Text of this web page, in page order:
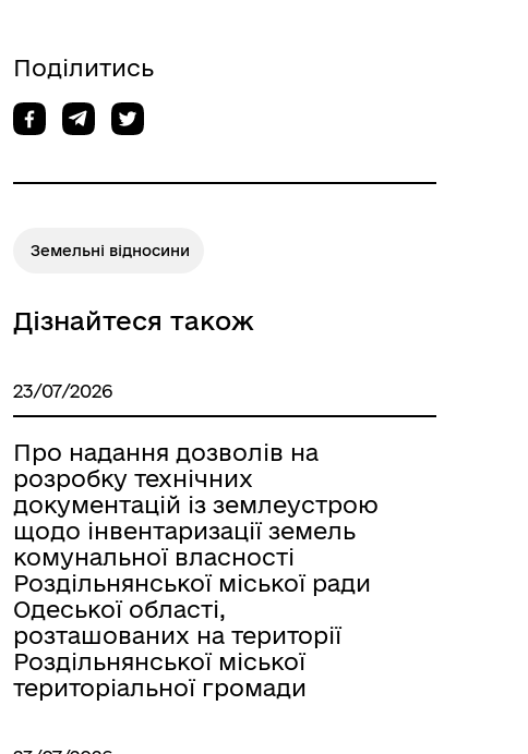
за
Поділитись
Земельні відносини
Дізнайтеся також
23/07/2026
Про надання дозволів на
розробку технічних
документацій із землеустрою
щодо інвентаризації земель
комунальної власності
Роздільнянської міської ради
Одеської області,
розташованих на території
Роздільнянської міської
територіальної громади